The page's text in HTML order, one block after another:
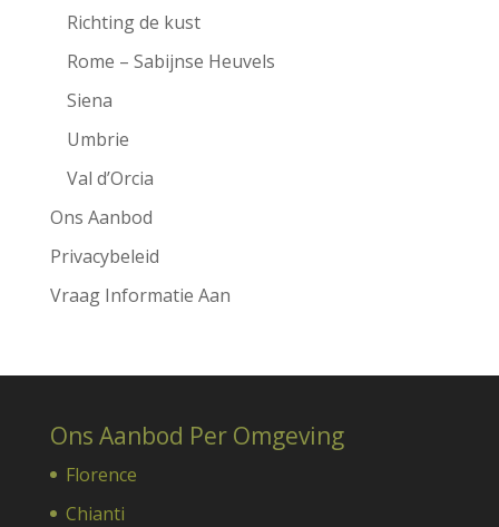
Richting de kust
Rome – Sabijnse Heuvels
Siena
Umbrie
Val d’Orcia
Ons Aanbod
Privacybeleid
Vraag Informatie Aan
Ons Aanbod Per Omgeving
Florence
Chianti